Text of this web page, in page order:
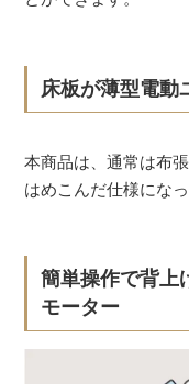
床板が薄型電動
本商品は、通常は布
はめこんだ仕様になっ
簡単操作で背上
モーター